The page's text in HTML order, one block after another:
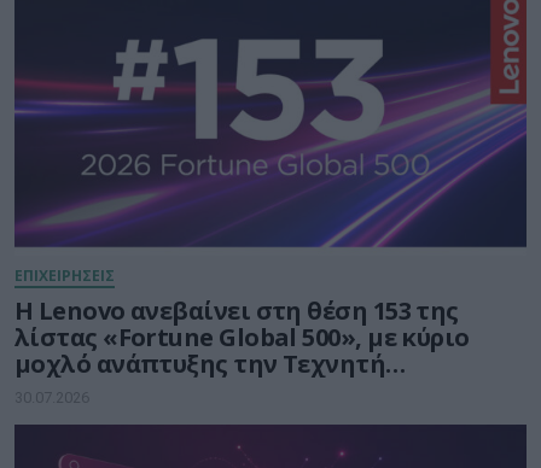
ΕΠΙΧΕΙΡΗΣΕΙΣ
Η Lenovo ανεβαίνει στη θέση 153 της
λίστας «Fortune Global 500», με κύριο
μοχλό ανάπτυξης την Τεχνητή
Νοημοσύνη
30.07.2026